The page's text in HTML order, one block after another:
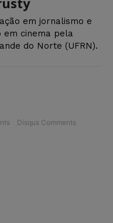
em jornalismo e
em cinema pela
do Norte (UFRN).
Disqus Comments